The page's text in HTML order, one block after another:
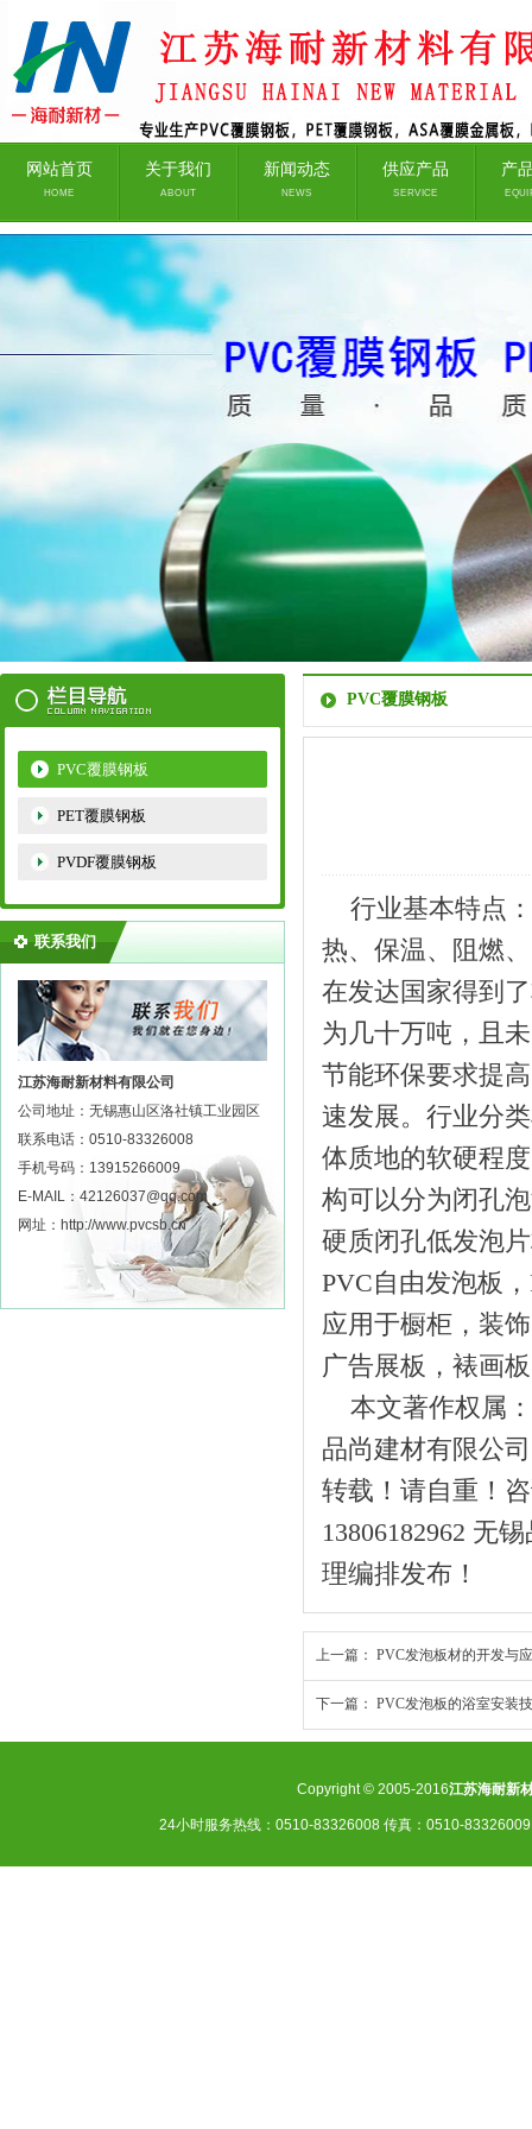
网站首页
HOME
关于我们
ABOUT
新闻动态
NEWS
供应产品
SERVICE
产
PVC覆膜钢板
PET覆膜钢板
PVDF覆膜钢板
联系我们
江苏海耐新材料有限公司
公司地址：无锡惠山区洛社镇工业园区
联系电话：0510-83326008
手机号码：13915266009
E-MAIL：42126037@qq.com
网址：http://www.pvcsb.cn
PVC覆膜钢板
行业基本特点：
热、保温、阻燃
在发达国家得到
为几十万吨，且
节能环保要求提
速发展。行业分
体质地的软硬程
构可以分为闭孔
硬质闭孔低发泡
PVC自由发泡板
应用于橱柜，装
广告展板，裱画
本文著作权属：
品尚建材有限公
转载！请自重！
13806182962 无
理编排发布！
上一篇： PVC发泡板材的开发与
下一篇： PVC发泡板的浴室安装
Copyright © 2005-2016江苏海耐新
24小时服务热线：0510-83326008 传真：0510-